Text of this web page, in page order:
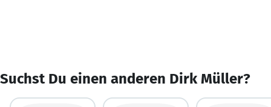
Suchst Du einen anderen Dirk Müller?